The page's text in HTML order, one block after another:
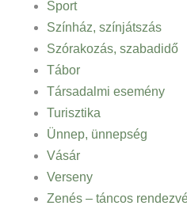
Sport
Színház, színjátszás
Szórakozás, szabadidő
Tábor
Társadalmi esemény
Turisztika
Ünnep, ünnepség
Vásár
Verseny
Zenés – táncos